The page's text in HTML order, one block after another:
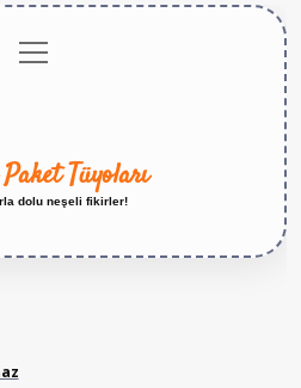
menüyü
aç
Tüyoları
dolu neşeli fikirler!